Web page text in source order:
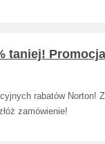
taniej!
rabatów Norton!
zamówienie!